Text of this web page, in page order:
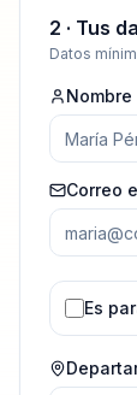
2 · Tus
Datos
Correo
Es